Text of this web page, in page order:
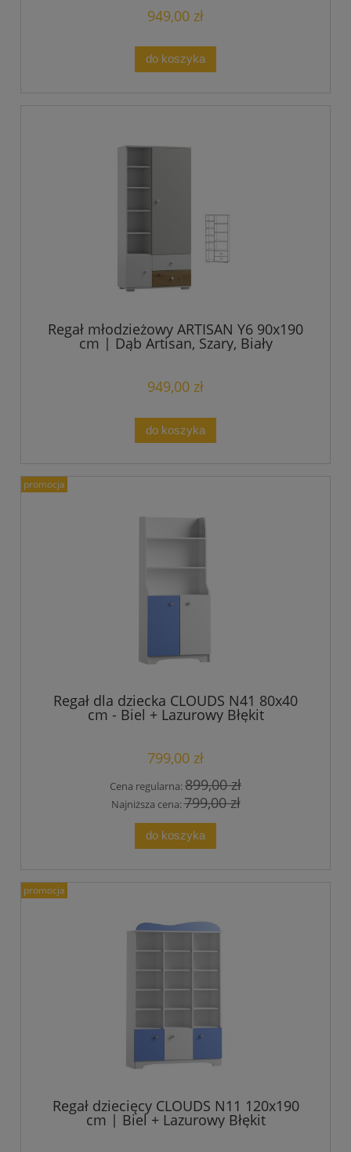
949,00 zł
do koszyka
Regał młodzieżowy ARTISAN Y6 90x190
cm | Dąb Artisan, Szary, Biały
949,00 zł
do koszyka
Regał dla dziecka CLOUDS N41 80x40
cm - Biel + Lazurowy Błękit
799,00 zł
Cena regularna:899,00 zł
Najniższa cena:799,00 zł
do koszyka
promocja
Regał dziecięcy CLOUDS N11 120x190
cm | Biel + Lazurowy Błękit
promocja